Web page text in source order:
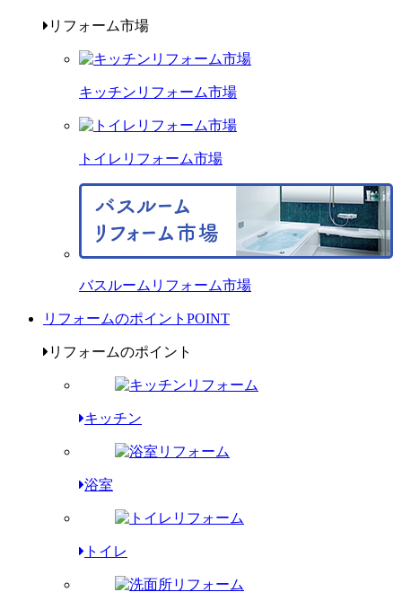
リフォーム市場
キッチンリフォーム市場
トイレリフォーム市場
バスルームリフォーム市場
リフォームのポイント POINT
リフォームのポイント
キッチン
浴室
トイレ